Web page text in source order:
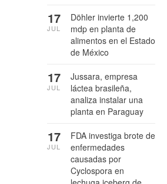
Döhler invierte 1,200
mdp en planta de
alimentos en el Estado
de México
17
JUL
Jussara, empresa
láctea brasileña,
analiza instalar una
planta en Paraguay
17
JUL
FDA investiga brote de
enfermedades
causadas por
Cyclospora en
17
JUL